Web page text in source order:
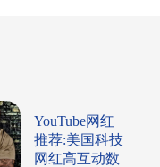
YouTube网红
推荐:美国科技
网红高互动数